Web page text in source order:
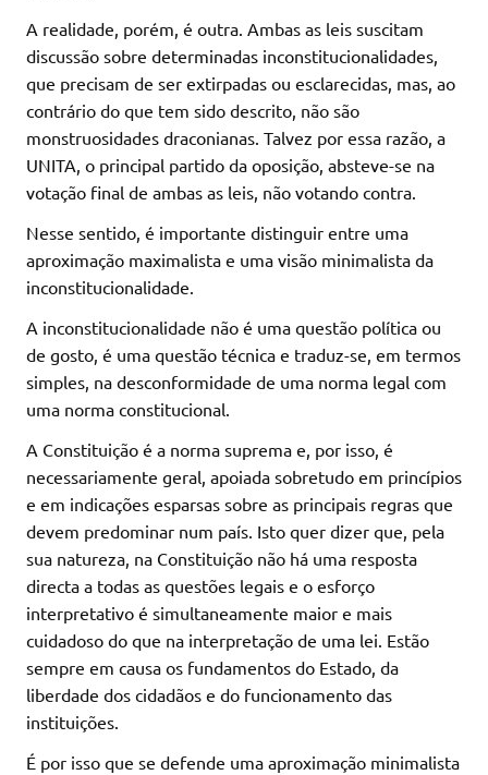
A realidade, porém, é outra. Ambas as leis suscitam
discussão sobre determinadas inconstitucionalidades,
que precisam de ser extirpadas ou esclarecidas, mas, ao
contrário do que tem sido descrito, não são
monstruosidades draconianas. Talvez por essa razão, a
UNITA, o principal partido da oposição, absteve-se na
votação final de ambas as leis, não votando contra.
Nesse sentido, é importante distinguir entre uma
aproximação maximalista e uma visão minimalista da
inconstitucionalidade.
A inconstitucionalidade não é uma questão política ou
de gosto, é uma questão técnica e traduz-se, em termos
simples, na desconformidade de uma norma legal com
uma norma constitucional.
A Constituição é a norma suprema e, por isso, é
necessariamente geral, apoiada sobretudo em princípios
e em indicações esparsas sobre as principais regras que
devem predominar num país. Isto quer dizer que, pela
sua natureza, na Constituição não há uma resposta
directa a todas as questões legais e o esforço
interpretativo é simultaneamente maior e mais
cuidadoso do que na interpretação de uma lei. Estão
sempre em causa os fundamentos do Estado, da
liberdade dos cidadãos e do funcionamento das
instituições.
É por isso que se defende uma aproximação minimalista